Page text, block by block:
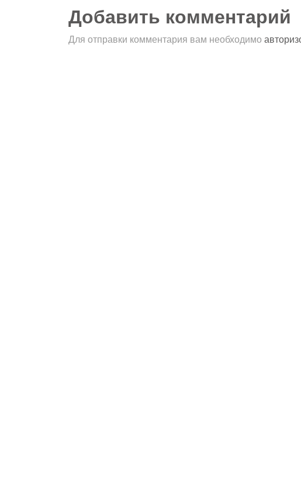
Добавить комментарий
Для отправки комментария вам необходимо